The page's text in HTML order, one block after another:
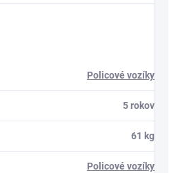
Policové vozíky
5 rokov
61 kg
Policové vozíky